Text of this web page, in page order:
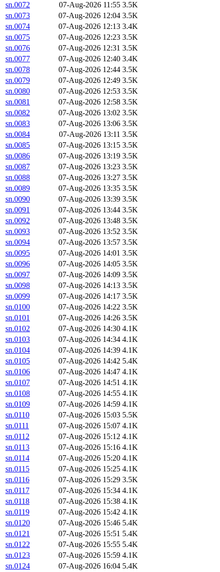
sn.0072
07-Aug-2026 11:55 3.5K
sn.0073
07-Aug-2026 12:04 3.5K
sn.0074
07-Aug-2026 12:13 3.4K
sn.0075
07-Aug-2026 12:23 3.5K
sn.0076
07-Aug-2026 12:31 3.5K
sn.0077
07-Aug-2026 12:40 3.4K
sn.0078
07-Aug-2026 12:44 3.5K
sn.0079
07-Aug-2026 12:49 3.5K
sn.0080
07-Aug-2026 12:53 3.5K
sn.0081
07-Aug-2026 12:58 3.5K
sn.0082
07-Aug-2026 13:02 3.5K
sn.0083
07-Aug-2026 13:06 3.5K
sn.0084
07-Aug-2026 13:11 3.5K
sn.0085
07-Aug-2026 13:15 3.5K
sn.0086
07-Aug-2026 13:19 3.5K
sn.0087
07-Aug-2026 13:23 3.5K
sn.0088
07-Aug-2026 13:27 3.5K
sn.0089
07-Aug-2026 13:35 3.5K
sn.0090
07-Aug-2026 13:39 3.5K
sn.0091
07-Aug-2026 13:44 3.5K
sn.0092
07-Aug-2026 13:48 3.5K
sn.0093
07-Aug-2026 13:52 3.5K
sn.0094
07-Aug-2026 13:57 3.5K
sn.0095
07-Aug-2026 14:01 3.5K
sn.0096
07-Aug-2026 14:05 3.5K
sn.0097
07-Aug-2026 14:09 3.5K
sn.0098
07-Aug-2026 14:13 3.5K
sn.0099
07-Aug-2026 14:17 3.5K
sn.0100
07-Aug-2026 14:22 3.5K
sn.0101
07-Aug-2026 14:26 3.5K
sn.0102
07-Aug-2026 14:30 4.1K
sn.0103
07-Aug-2026 14:34 4.1K
sn.0104
07-Aug-2026 14:39 4.1K
sn.0105
07-Aug-2026 14:42 5.4K
sn.0106
07-Aug-2026 14:47 4.1K
sn.0107
07-Aug-2026 14:51 4.1K
sn.0108
07-Aug-2026 14:55 4.1K
sn.0109
07-Aug-2026 14:59 4.1K
sn.0110
07-Aug-2026 15:03 5.5K
sn.0111
07-Aug-2026 15:07 4.1K
sn.0112
07-Aug-2026 15:12 4.1K
sn.0113
07-Aug-2026 15:16 4.1K
sn.0114
07-Aug-2026 15:20 4.1K
sn.0115
07-Aug-2026 15:25 4.1K
sn.0116
07-Aug-2026 15:29 3.5K
sn.0117
07-Aug-2026 15:34 4.1K
sn.0118
07-Aug-2026 15:38 4.1K
sn.0119
07-Aug-2026 15:42 4.1K
sn.0120
07-Aug-2026 15:46 5.4K
sn.0121
07-Aug-2026 15:51 5.4K
sn.0122
07-Aug-2026 15:55 5.4K
sn.0123
07-Aug-2026 15:59 4.1K
sn.0124
07-Aug-2026 16:04 5.4K